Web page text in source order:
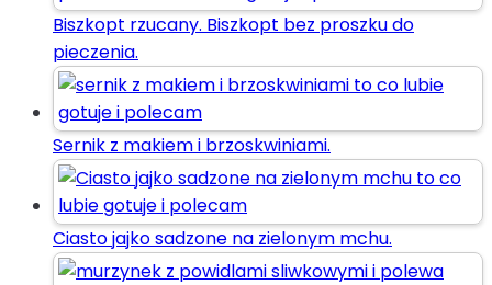
Biszkopt rzucany. Biszkopt bez proszku do
pieczenia.
Sernik z makiem i brzoskwiniami.
Ciasto jajko sadzone na zielonym mchu.